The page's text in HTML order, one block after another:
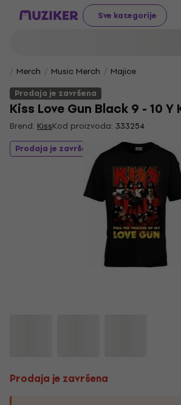
Sve kategorije
Merch Music Merch
Majice
Prodaja je završena
Kiss Love Gun Black 9 - 10 Y
Brend: KissKod proizvoda: 333254
Prodaja je završena
Prodaja je završena